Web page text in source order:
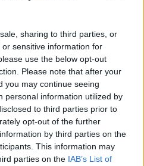
sharing to third parties, or
sensitive information for
use the below opt-out
Please note that after your
you may continue seeing
personal information utilized by
to third parties prior to
opt-out of the further
by third parties on the
This information may
parties on the IAB’s List of